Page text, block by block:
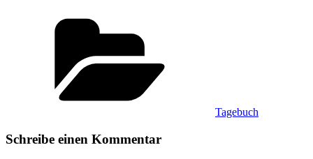
Tagebuch
Schreibe einen Kommentar